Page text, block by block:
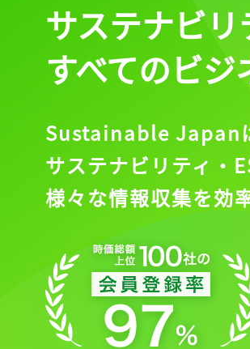
サステナビ
すべてのビ
Sustainable Japan
サステナビリティ・
様々な情報収集を効